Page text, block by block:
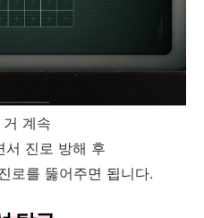
계속
서 진로 방해 후
로를 뚫어주면 됩니다.